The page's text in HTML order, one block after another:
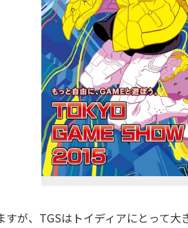
が、TGSはトイディアにとって